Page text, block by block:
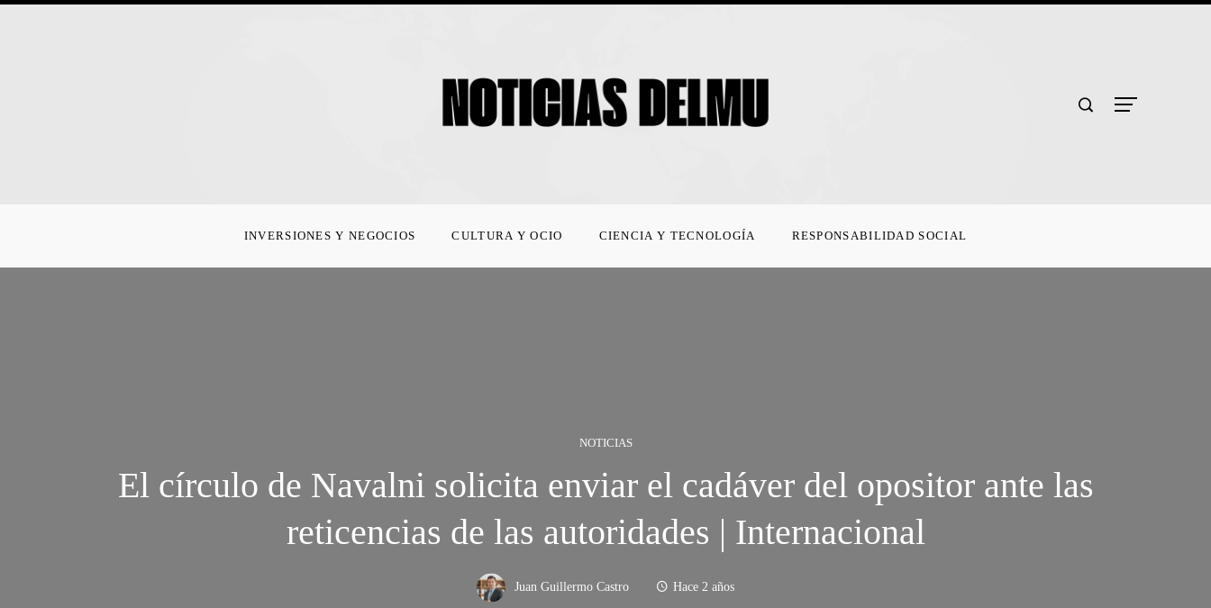
INVERSIONES Y NEGOCIOS CULTURA Y OCIO CIENCIA Y TECNOLOGÍA RESPONSABILIDAD SOCIAL
NOTICIAS
El círculo de Navalni solicita enviar el cadáver del opositor ante las
reticencias de las autoridades | Internacional
Juan Guillermo Castro Hace 2 años